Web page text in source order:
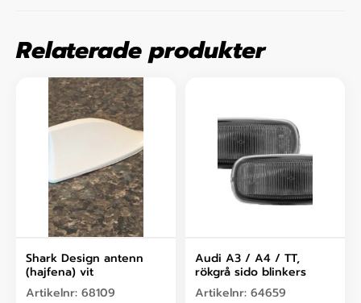
Relaterade produkter
Shark Design antenn
(hajfena) vit
Artikelnr: 68109
Audi A3 / A4 / TT,
rökgrå sido blinkers
Artikelnr: 64659